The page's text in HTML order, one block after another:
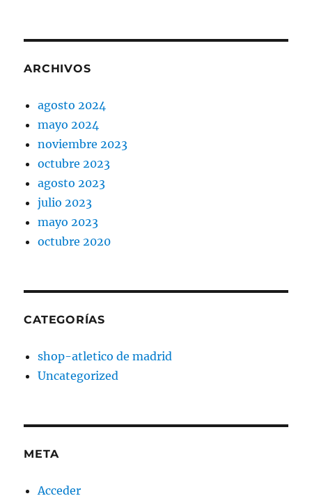
ARCHIVOS
agosto 2024
mayo 2024
noviembre 2023
octubre 2023
agosto 2023
julio 2023
mayo 2023
octubre 2020
CATEGORÍAS
shop-atletico de madrid
Uncategorized
META
Acceder